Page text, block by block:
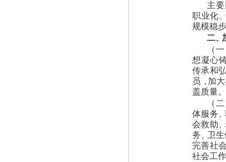
主
职业化、
规模稳
二、
（一
想凝心
传承和
员 ， 加
盖质量。
（二
体服务、
会救助、
务、卫
完善社
社会工